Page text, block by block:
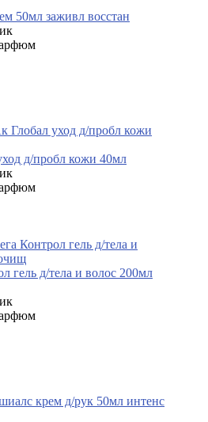
50мл заживл восстан
д/пробл кожи 40мл
гель д/тела и волос 200мл